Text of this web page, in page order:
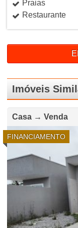
Praias
Restaurante
Imóveis
Casa → Venda
FINANCIAMENTO